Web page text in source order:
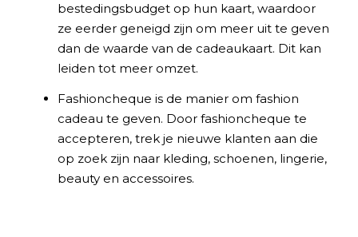
bestedingsbudget op hun kaart, waardoor
ze eerder geneigd zijn om meer uit te geven
dan de waarde van de cadeaukaart. Dit kan
leiden tot meer omzet.
Fashioncheque is de manier om fashion
cadeau te geven. Door fashioncheque te
accepteren, trek je nieuwe klanten aan die
op zoek zijn naar kleding, schoenen, lingerie,
beauty en accessoires.